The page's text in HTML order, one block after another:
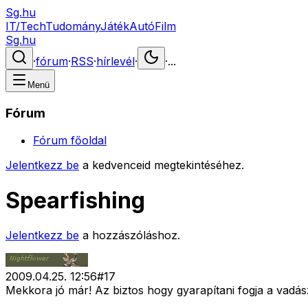
Sg.hu
IT/TechTudományJátékAutóFilm
Sg.hu
·fórum·RSS·hírlevél· ·...
Menü
Fórum
Fórum főoldal
Jelentkezz be a kedvenceid megtekintéséhez.
Spearfishing
Jelentkezz be a hozzászóláshoz.
2009.04.25. 12:56#17
Mekkora jó már! Az biztos hogy gyarapítani fogja a